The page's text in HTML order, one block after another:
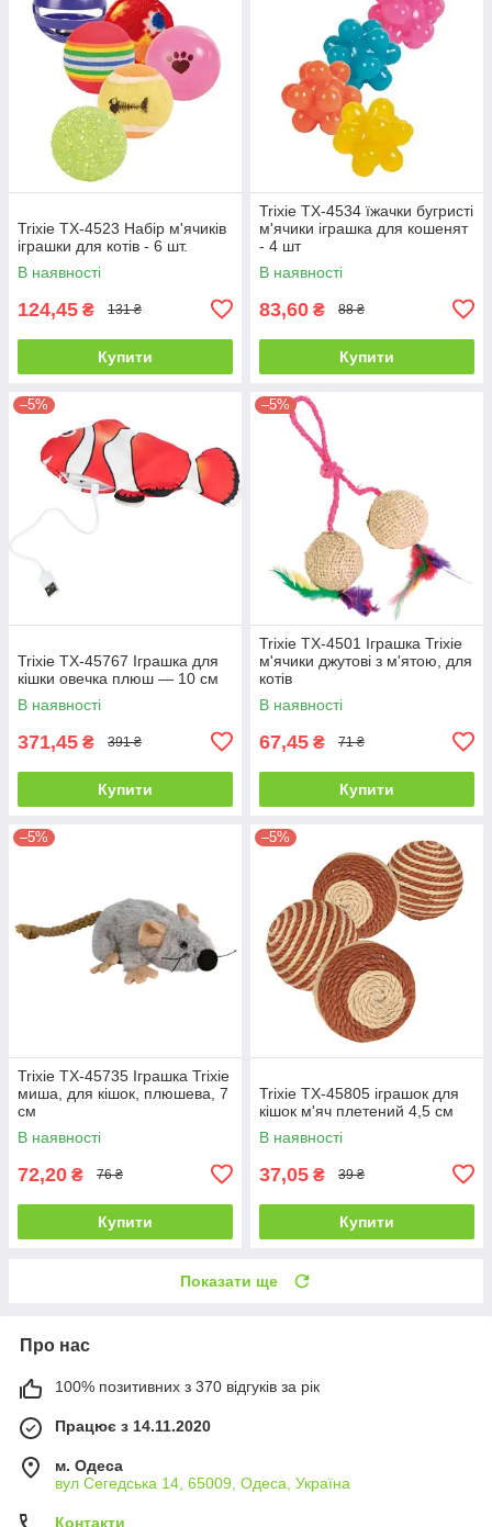
Trixie TX-4523 Набір м'ячиків
іграшки для котів - 6 шт.
В наявності
124,45 ₴ 131 ₴
Купити
Trixie TX-4534 їжачки бугристі
м'ячики іграшка для кошенят
- 4 шт
В наявності
83,60 ₴ 88 ₴
Купити
–5%
Trixie TX-45767 Іграшка для
кішки овечка плюш — 10 см
В наявності
371,45 ₴ 391 ₴
Купити
–5%
Trixie TX-4501 Іграшка Trixie
м'ячики джутові з м'ятою, для
котів
В наявності
67,45 ₴ 71 ₴
Купити
–5%
Trixie TX-45735 Іграшка Trixie
миша, для кішок, плюшева, 7
см
В наявності
72,20 ₴ 76 ₴
Купити
–5%
Trixie TX-45805 іграшок для
кішок м'яч плетений 4,5 см
В наявності
37,05 ₴ 39 ₴
Купити
Показати ще
Про нас
100% позитивних з 370 відгуків за рік
Працює з 14.11.2020
м. Одеса
вул Сегедська 14, 65009, Одеса, Україна
Контакти